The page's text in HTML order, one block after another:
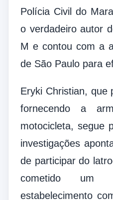
Polícia Civil do
o verdadeiro autor
M e contou com a
de São Paulo para
Eryki Christian, que
fornecendo a
motocicleta, segue
investigações
de participar do
cometido
estabelecimento